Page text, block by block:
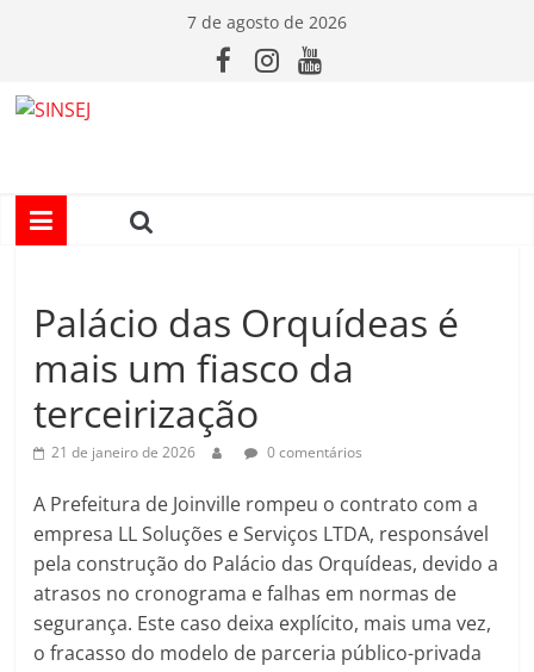
conteúdo
7 de agosto de 2026
I
S
E
Palácio das Orquídeas é
mais um fiasco da
terceirização
21 de janeiro de 2026 0 comentários
A Prefeitura de Joinville rompeu o contrato com a
empresa LL Soluções e Serviços LTDA, responsável
pela construção do Palácio das Orquídeas, devido a
atrasos no cronograma e falhas em normas de
segurança. Este caso deixa explícito, mais uma vez,
o fracasso do modelo de parceria público-privada